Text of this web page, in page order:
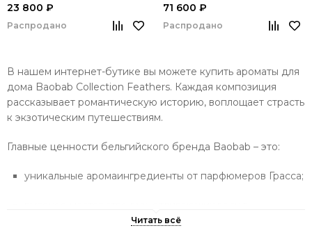
23 800 ₽
Распродано
71 600 ₽
Распродано
В нашем интернет-бутике вы можете купить ароматы для
дома Baobab Collection Feathers. Каждая композиция
рассказывает романтическую историю, воплощает страсть
к экзотическим путешествиям.
Главные ценности бельгийского бренда Baobab – это:
уникальные аромаингредиенты от парфюмеров Грасса;
подсвечники выдувного стекла;